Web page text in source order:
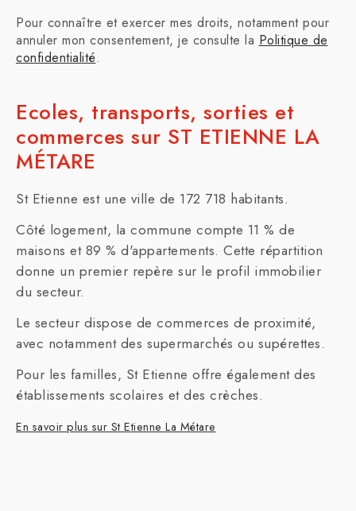
Pour connaître et exercer mes droits, notamment pour
annuler mon consentement, je consulte la Politique de
confidentialité.
Ecoles, transports, sorties et
commerces sur ST ETIENNE LA
MÉTARE
St Etienne est une ville de 172 718 habitants.
Côté logement, la commune compte 11 % de
maisons et 89 % d'appartements. Cette répartition
donne un premier repère sur le profil immobilier
du secteur.
Le secteur dispose de commerces de proximité,
avec notamment des supermarchés ou supérettes.
Pour les familles, St Etienne offre également des
établissements scolaires et des crèches.
En savoir plus sur St Etienne La Métare